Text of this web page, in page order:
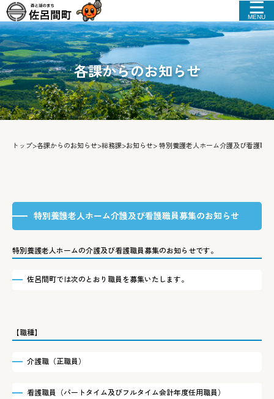
MENU
各課からのお知らせ
トップ>各課からのお知らせ>総務課>お知らせ> 特別養護老人ホーム介護及び看護職
特別養護老人ホーム介護及び看護職員募集のお知らせ
特別養護老人ホームの介護及び看護職員募集のお知らせです。
佐呂間町では次のとおり職員を募集いたします。
【職種】
介護職（正職員）
看護職員（パートタイム及びフルタイム会計年度任用職員）